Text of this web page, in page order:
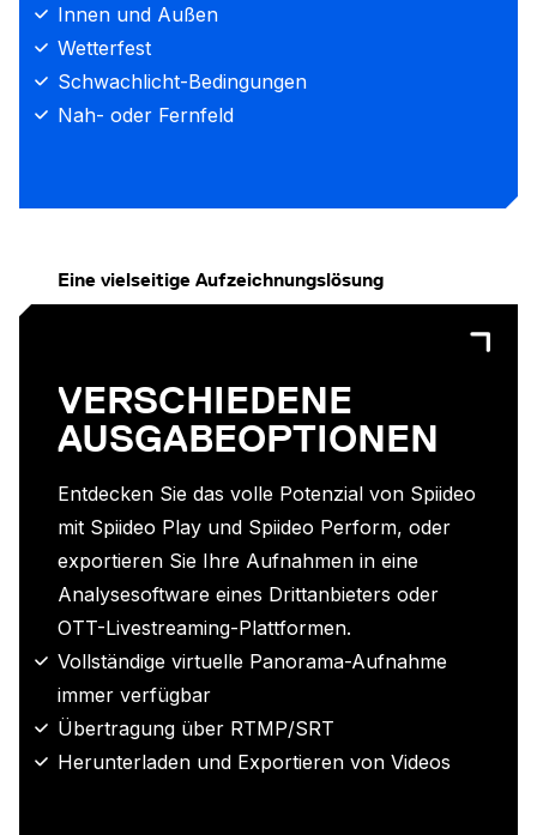
Innen und Außen
Wetterfest
Schwachlicht-Bedingungen
Nah- oder Fernfeld
Eine vielseitige Aufzeichnungslösung
VERSCHIEDENE
AUSGABEOPTIONEN
Entdecken Sie das volle Potenzial von Spiideo
mit Spiideo Play und Spiideo Perform, oder
exportieren Sie Ihre Aufnahmen in eine
Analysesoftware eines Drittanbieters oder
OTT-Livestreaming-Plattformen.
Vollständige virtuelle Panorama-Aufnahme
immer verfügbar
Übertragung über RTMP/SRT
Herunterladen und Exportieren von Videos